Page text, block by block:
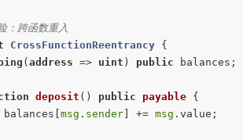
跨函数重入
CrossFunctionReentrancy {
( address => uint ) public balances;
deposit ( ) public payable {
        balances[
msg . sender ] += msg .value;